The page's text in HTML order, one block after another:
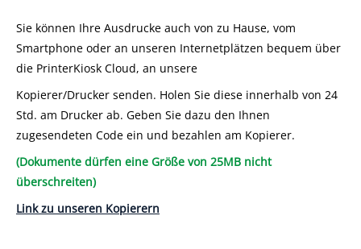
Sie können Ihre Ausdrucke auch von zu Hause, vom
Smartphone oder an unseren Internetplätzen bequem über
die PrinterKiosk Cloud, an unsere
Kopierer/Drucker senden. Holen Sie diese innerhalb von 24
Std. am Drucker ab. Geben Sie dazu den Ihnen
zugesendeten Code ein und bezahlen am Kopierer.
(Dokumente dürfen eine Größe von 25MB nicht
überschreiten)
Link zu unseren Kopierern